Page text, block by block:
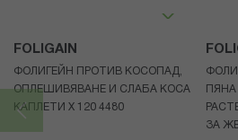
FOLIGAIN
ФОЛИГЕЙН ПРОТИВ КОСОПАД,
ОПЛЕШИВЯВАНЕ И СЛАБА КОСА
КАПЛЕТИ X 120 4480
ЗА